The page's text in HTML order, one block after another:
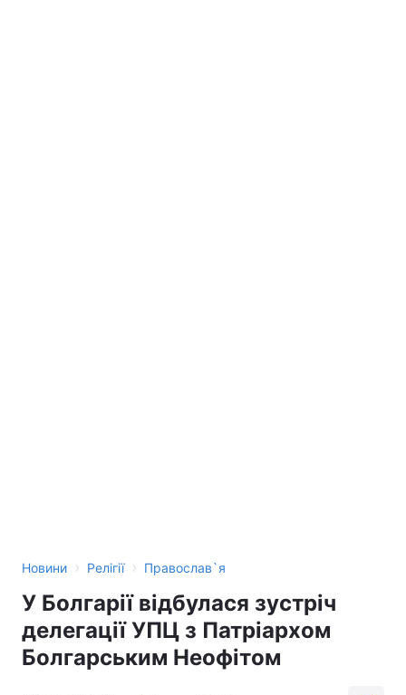
Новини › Релігії › Православ`я
У Болгарії відбулася зустріч
делегації УПЦ з Патріархом
Болгарським Неофітом